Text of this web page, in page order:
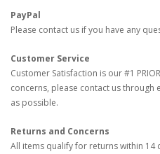
PayPal
Please contact us if you have any
Customer Service
Customer Satisfaction is our #1
concerns, please contact us through
as possible.
Returns and Concerns
All items qualify for returns within 14